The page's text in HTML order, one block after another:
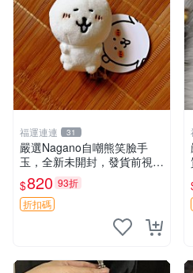
福運連連 31
嚴選Nagano自嘲熊笑臉手
玉，全新未開封，發貨前視頻
確認，海南 廣西 貴州 嚴選N
agano自嘲熊笑臉手玉，全新
未開封，發貨前視頻確認，四
$820 93折
折扣碼